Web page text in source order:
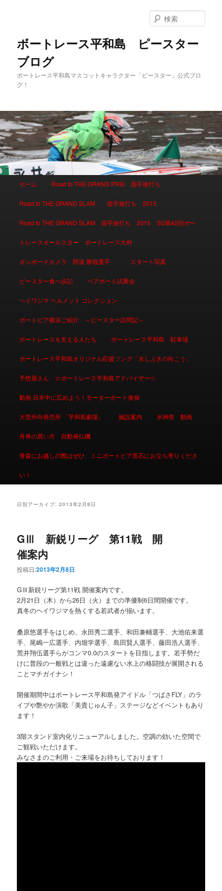
ボートレース平和島 ピースター
ブログ
ボートレース平和島マスコットキャラクター「ピースター」公式ブロ
グ！
索
メインコンテンツへ移動
サブコンテンツへ移動
ホーム Road to THE GRAND PRIX 面手旅打ち
Road to THE GRAND SLAM 面手旅打ち 2015
Road to THE GRAND SLAM 面手旅打ち 2015 SG第42回ボー
トレースオールスター ボートレース大村
オンボードカメラ 阿波 勝哉選手 スタート写真
ピースター食べ歩記 ペアボート試乗会
ヘイワジマ ヘルメット コレクション
ボートピア横浜ご紹介 ～ピースター訪問記～
ボートレースを支える人たち ボートレース平和島 駐車場
ボートレース平和島オリジナル応援ソング「水しぶきの向こう」
予想屋さん ☆ボートレース平和島アドバイザー☆
動画 日本中に広めよう！モーターボート体操
大型外向発売所 「平和島劇場」 施設案内 水神祭 動画
舟券の買い方 自動発払機
青森にお越しの際はぜひ、ミニボートピア黒石にお立ち寄りくださ
い！
日別アーカイブ:2013年2月8日
GⅢ 新鋭リーグ 第11戦 開
催案内
投稿日:2013年2月8日
GⅢ新鋭リーグ第11戦 開催案内です。
2月21日（木）から26日（火）までの準優制6日間開催です。
真冬のヘイワジマを熱くする若武者が揃います。
桑原悠選手をはじめ、永田秀二選手、和田兼輔選手、大池佑来選
手、尾嶋一広選手、内堀学選手、島田賢人選手、藤田浩人選手、
荒井翔伍選手らがコンマ0.0のスタートを目指します。若手勢だ
けに普段の一般戦とは違った遠慮ない水上の格闘技が展開される
ことマチガイナシ！
開催期間中はボートレース平和島発アイドル「つばさFLY」のラ
イブや艶やか演歌「美貴じゅん子」ステージなどイベントもあり
ます！
3階スタンド室内化リニューアルしました。空調の効いた空間で
ご観戦いただけます。
みなさまのご利用・ご来場をお待ちしております！